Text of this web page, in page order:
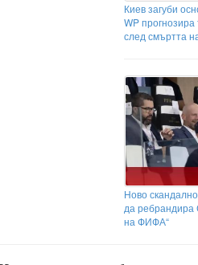
Киев загуби
WP
след смъртта
Ново
да ребрандира
на ФИФА“